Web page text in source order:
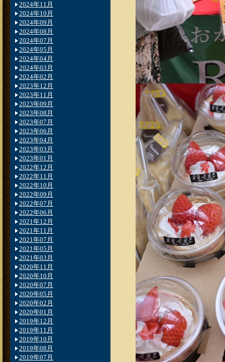
2024年11月
2024年10月
2024年09月
2024年08月
2024年07月
2024年05月
2024年04月
2024年03月
2024年02月
2023年12月
2023年11月
2023年09月
2023年08月
2023年07月
2023年06月
2023年04月
2023年03月
2023年01月
2022年12月
2022年11月
2022年10月
2022年09月
2022年07月
2022年06月
2021年12月
2021年11月
2021年07月
2021年05月
2021年03月
2020年11月
2020年10月
2020年07月
2020年05月
2020年02月
2020年01月
2019年12月
2019年11月
2019年10月
2019年08月
2019年07月